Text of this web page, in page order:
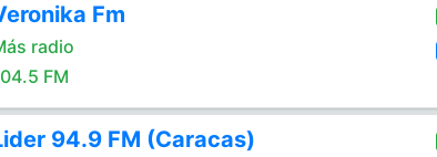
Fm
radio
FM
94.9 FM (Caracas)